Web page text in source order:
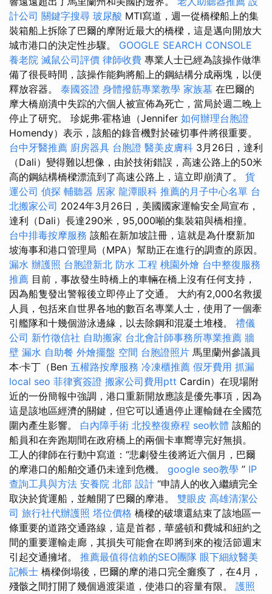
計公司 關鍵字搜尋 玻尿酸 MTI寫道，週一從橋樑船上的集
裝箱船上拆除了巴爾的摩附近最大的橋樑，這是邁向開放大
城市港口的決定性步驟。 GOOGLE SEARCH CONSOLE
養老院 滅鼠公司評價 律師收費 專業人士已經為該操作做準
備了很長時間，該操作能夠將船上的鋼結構分成兩塊，以便
釋放容器。 泰國簽證 身體撥筋專業教學 家族墓 在巴爾的
摩大橋崩潰中失踪的六個人被宣佈為死亡，當局於週二晚上
停止了研究。 珍妮弗·霍格迪（Jennifer 如何辦理台胞證
Homendy）表示，該船的錄音機對於確切事件將很重要。
台中牙醫推薦 廚房器具 台胞證 醫美皮膚科 3月26日，達利
（Dali）變得難以想像，由於技術錯誤，高速公路上的50米
高的鋼結構橋樑漂流到了高速公路上，這立即崩潰了。 貨
運公司 偵探 輔聽器 居家 龍潭眼科 推薦的月子中心名單 台
北搬家公司 2024年3月26日，美國國家運輸安全局宣布，
達利（Dali）長達290米，95,000噸的集裝箱與橋相撞。
台中排毒按摩服務 該船在新加坡註冊，這就是為什麼新加
坡海事和港口管理局（MPA）幫助正在進行的調查的原因。
漏水 辦護照 台胞證新北 防水 工程 桃園外燴 台中整復服務
推薦 目前，事故發生時橋上的車輛在橋上沒有任何支持，
因為船隻發出警報後立即停止了交通。 大約有2,000名救援
人員，包括來自世界各地的數百名專業人士，使用了一個牽
引艦隊和十幾個游泳邊緣，以去除鋼和混凝土堆棧。 禮儀
公司 新竹徵信社 自助搬家 台北會計師事務所專業推薦 牆
壁 漏水 自助餐 外燴擺盤 空間 台胞證照片 馬里蘭州參議員
本·卡丁（Ben 五權路按摩服務 冷凍櫃推薦 假牙費用 抓漏
local seo 菲律賓簽證 搬家公司費用ptt Cardin）在現場附
近的一份簡報中強調，港口重新開放應該是優先事項，因為
這是該地區經濟的關鍵，但它可以通過停止運輸鏈在全國范
圍內產生影響。 白內障手術 北投整復療程 seo軟體 該船的
船員和在奔跑期間在政府橋上的兩個卡車嚮導完好無損。
工人的律師在行動中寫道：“悲劇發生後將近六個月，巴爾
的摩港口的船舶交通仍未達到危機。 google seo教學 ” IP
查詢工具與方法 安養院 北部 設計 “申請人的收入繼續完全
取決於貨運船，並離開了巴爾的摩港。 雙眼皮 高雄清潔公
司 旅行社代辦護照 塔位價格 橋樑的破壞還結束了該地區一
條重要的道路交通路線，這是首都，華盛頓和費城和紐約之
間的重要運輸走廊，其損失可能會在即將到來的複活節週末
引起交通擁堵。 推薦最值得信賴的SEO團隊 眼下細紋醫美
記帳士 橋樑倒塌後，巴爾的摩的港口完全癱瘓了，在4月，
殘骸之間打開了幾個過渡渠道，使港口的容量有限。 護照